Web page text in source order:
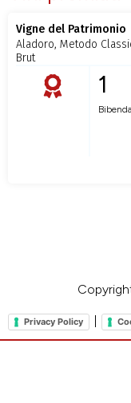
Vigne del Patrimonio
Aladoro, Metodo
Brut
1
Bibenda
Privacy Policy